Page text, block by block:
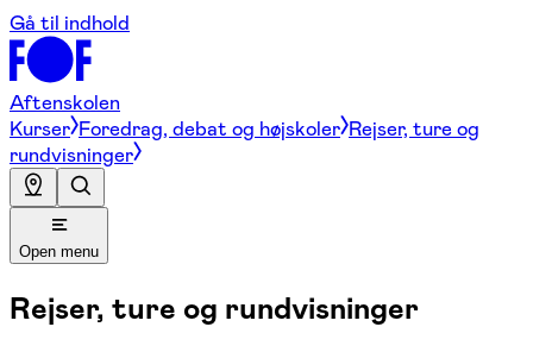
Gå til indhold
Aftenskolen
Kurser Foredrag, debat og højskoler Rejser, ture og
rundvisninger
Open menu
Rejser, ture og rundvisninger